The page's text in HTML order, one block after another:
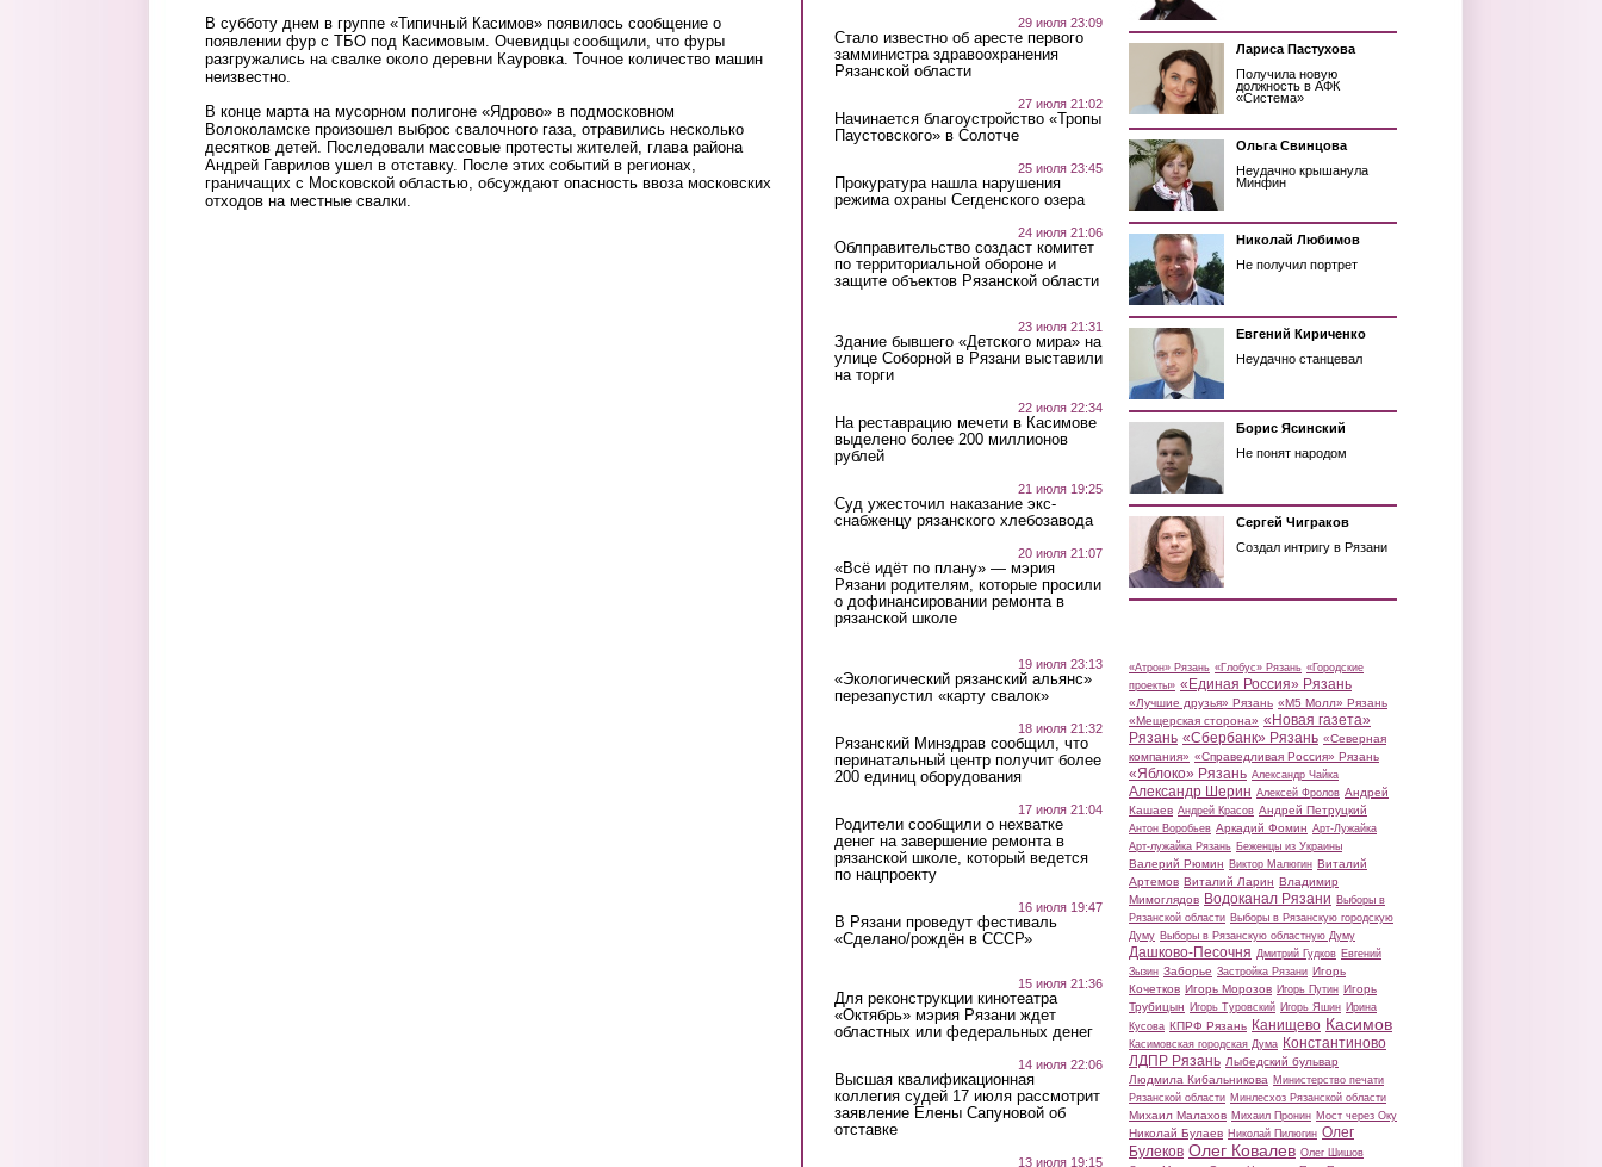
В субботу днем в группе «Типичный Касимов» появилось сообщение о
появлении фур с ТБО под Касимовым. Очевидцы сообщили, что фуры
разгружались на свалке около деревни Кауровка. Точное количество машин
неизвестно.
В конце марта на мусорном полигоне «Ядрово» в подмосковном
Волоколамске произошел выброс свалочного газа, отравились несколько
десятков детей. Последовали массовые протесты жителей, глава района
Андрей Гаврилов ушел в отставку. После этих событий в регионах,
граничащих с Московской областью, обсуждают опасность ввоза московских
отходов на местные свалки.
29 июля 23:09
Стало известно об аресте первого
замминистра здравоохранения
Рязанской области
27 июля 21:02
Начинается благоустройство «Тропы
Паустовского» в Солотче
25 июля 23:45
Прокуратура нашла нарушения
режима охраны Сегденского озера
24 июля 21:06
Облправительство создаст комитет
по территориальной обороне и
защите объектов Рязанской области
23 июля 21:31
Здание бывшего «Детского мира» на
улице Соборной в Рязани выставили
на торги
22 июля 22:34
На реставрацию мечети в Касимове
выделено более 200 миллионов
рублей
21 июля 19:25
Суд ужесточил наказание экс-
снабженцу рязанского хлебозавода
20 июля 21:07
«Всё идёт по плану» — мэрия
Рязани родителям, которые просили
о дофинансировании ремонта в
рязанской школе
19 июля 23:13
«Экологический рязанский альянс»
перезапустил «карту свалок»
18 июля 21:32
Рязанский Минздрав сообщил, что
перинатальный центр получит более
200 единиц оборудования
17 июля 21:04
Родители сообщили о нехватке
денег на завершение ремонта в
рязанской школе, который ведется
по нацпроекту
16 июля 19:47
В Рязани проведут фестиваль
«Сделано/рождён в СССР»
15 июля 21:36
Для реконструкции кинотеатра
«Октябрь» мэрия Рязани ждет
областных или федеральных денег
14 июля 22:06
Высшая квалификационная
коллегия судей 17 июля рассмотрит
заявление Елены Сапуновой об
отставке
13 июля 19:15
Лариса Пастухова
Получила новую
должность в АФК
«Система»
Ольга Свинцова
Неудачно крышанула
Минфин
Николай Любимов
Не получил портрет
Евгений Кириченко
Неудачно станцевал
Борис Ясинский
Не понят народом
Сергей Чиграков
Создал интригу в Рязани
«Атрон» Рязань «Глобус» Рязань «Городские
проекты» «Единая Россия» Рязань
«Лучшие друзья» Рязань «М5 Молл» Рязань
«Мещерская сторона» «Новая газета»
Рязань «Сбербанк» Рязань «Северная
компания» «Справедливая Россия» Рязань
«Яблоко» Рязань Александр Чайка
Александр Шерин Алексей Фролов Андрей
Кашаев Андрей Красов Андрей Петруцкий
Антон Воробьев Аркадий Фомин Арт-Лужайка
Арт-лужайка Рязань Беженцы из Украины
Валерий Рюмин Виктор Малюгин Виталий
Артемов Виталий Ларин Владимир
Мимоглядов Водоканал Рязани Выборы в
Рязанской области Выборы в Рязанскую городскую
Думу Выборы в Рязанскую областную Думу
Дашково-Песочня Дмитрий Гудков Евгений
Зызин Заборье Застройка Рязани Игорь
Кочетков Игорь Морозов Игорь Путин Игорь
Трубицын Игорь Туровский Игорь Яшин Ирина
Кусова КПРФ Рязань Канищево Касимов
Касимовская городская Дума Константиново
ЛДПР Рязань Лыбедский бульвар
Людмила Кибальникова Министерство печати
Рязанской области Минлесхоз Рязанской области
Михаил Малахов Михаил Пронин Мост через Оку
Николай Булаев Николай Пилюгин Олег
Булеков Олег Ковалев Олег Шишов